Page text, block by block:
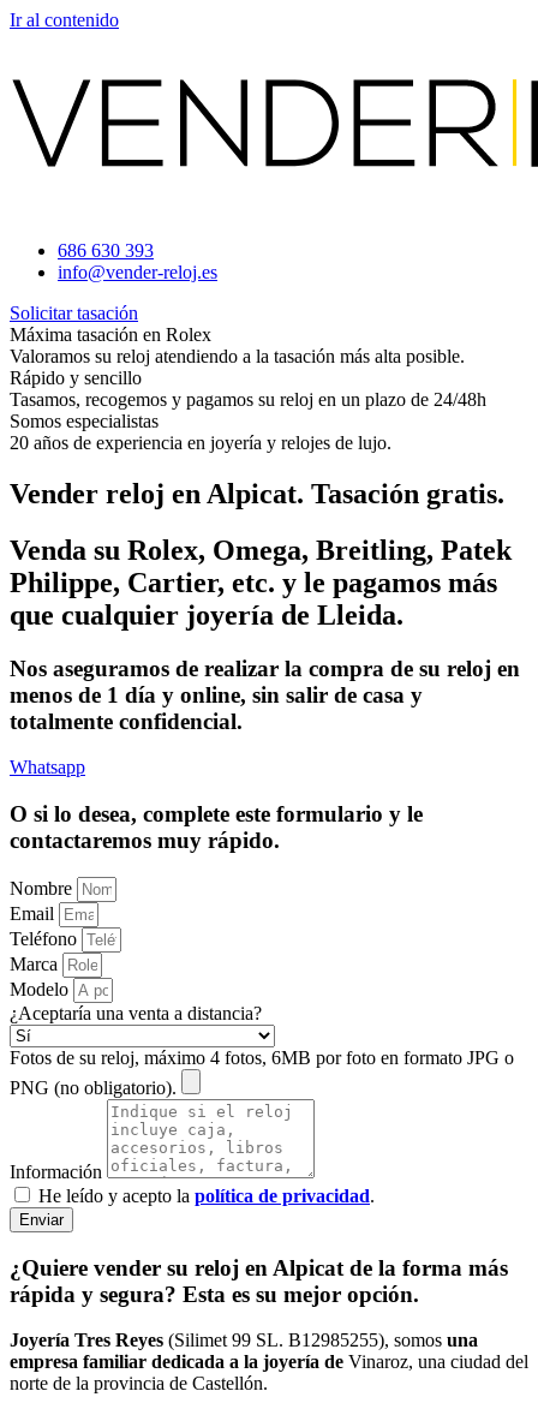
Ir al contenido
686 630 393
info@vender-reloj.es
Solicitar tasación
Máxima tasación en Rolex
Valoramos su reloj atendiendo a la tasación más alta posible.
Rápido y sencillo
Tasamos, recogemos y pagamos su reloj en un plazo de 24/48h
Somos especialistas
20 años de experiencia en joyería y relojes de lujo.
Vender reloj en Alpicat. Tasación gratis.
Venda su Rolex, Omega, Breitling, Patek
Philippe, Cartier, etc. y le pagamos más
que cualquier joyería de Lleida.
Nos aseguramos de realizar la compra de su reloj en
menos de 1 día y online, sin salir de casa y
totalmente confidencial.
Whatsapp
O si lo desea, complete este formulario y le
contactaremos muy rápido.
Nombre
Email
Teléfono
Marca
Modelo
¿Aceptaría una venta a distancia?
Fotos de su reloj, máximo 4 fotos, 6MB por foto en formato JPG o
PNG (no obligatorio).
Información
He leído y acepto la política de privacidad.
Enviar
¿Quiere vender su reloj en Alpicat de la forma más
rápida y segura? Esta es su mejor opción.
Joyería Tres Reyes (Silimet 99 SL. B12985255), somos una
empresa familiar dedicada a la joyería de Vinaroz, una ciudad del
norte de la provincia de Castellón.